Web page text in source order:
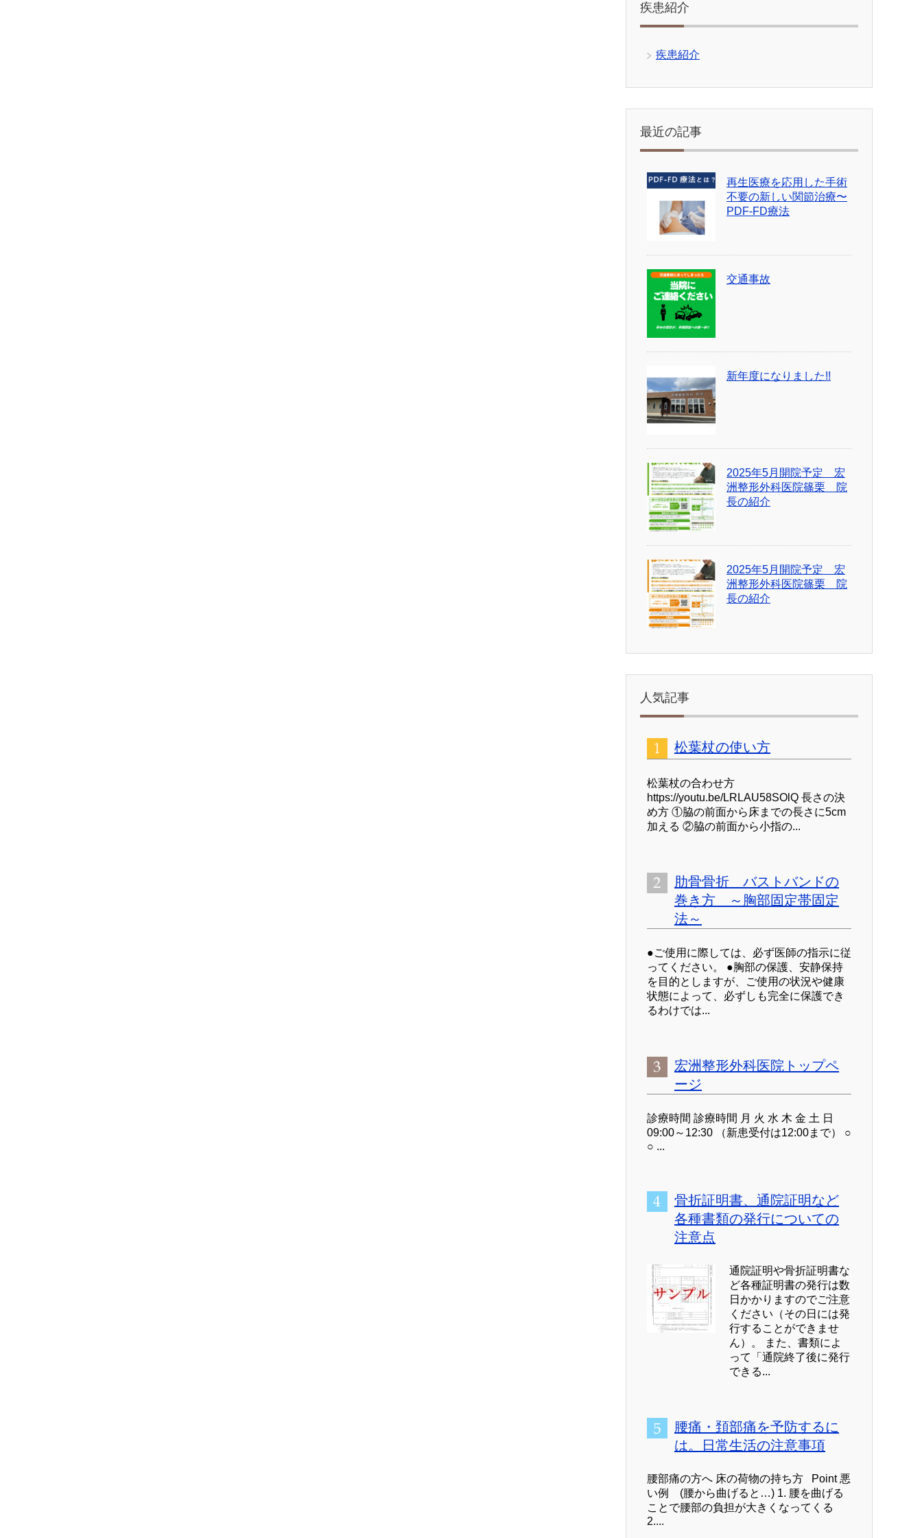
疾患紹介
疾患紹介
最近の記事
再生医療を応用した手術
不要の新しい関節治療〜
PDF-FD療法
交通事故
新年度になりました!!
2025年5月開院予定 宏
洲整形外科医院篠栗 院
長の紹介
2025年5月開院予定 宏
洲整形外科医院篠栗 院
長の紹介
人気記事
松葉杖の使い方
松葉杖の合わせ方
https://youtu.be/LRLAU58SOlQ 長さの決
め方 ①脇の前面から床までの長さに5cm
加える ②脇の前面から小指の...
肋骨骨折 バストバンドの
巻き方 ～胸部固定帯固定
法～
●ご使用に際しては、必ず医師の指示に従
ってください。 ●胸部の保護、安静保持
を目的としますが、ご使用の状況や健康
状態によって、必ずしも完全に保護でき
るわけでは...
宏洲整形外科医院トップペ
ージ
診療時間 診療時間 月 火 水 木 金 土 日
09:00～12:30 （新患受付は12:00まで） ○
○ ...
骨折証明書、通院証明など
各種書類の発行についての
注意点
通院証明や骨折証明書な
ど各種証明書の発行は数
日かかりますのでご注意
ください（その日には発
行することができませ
ん）。 また、書類によ
って「通院終了後に発行
できる...
腰痛・頚部痛を予防するに
は。日常生活の注意事項
腰部痛の方へ 床の荷物の持ち方 Point 悪
い例 (腰から曲げると…) 1. 腰を曲げる
ことで腰部の負担が大きくなってくる
2....